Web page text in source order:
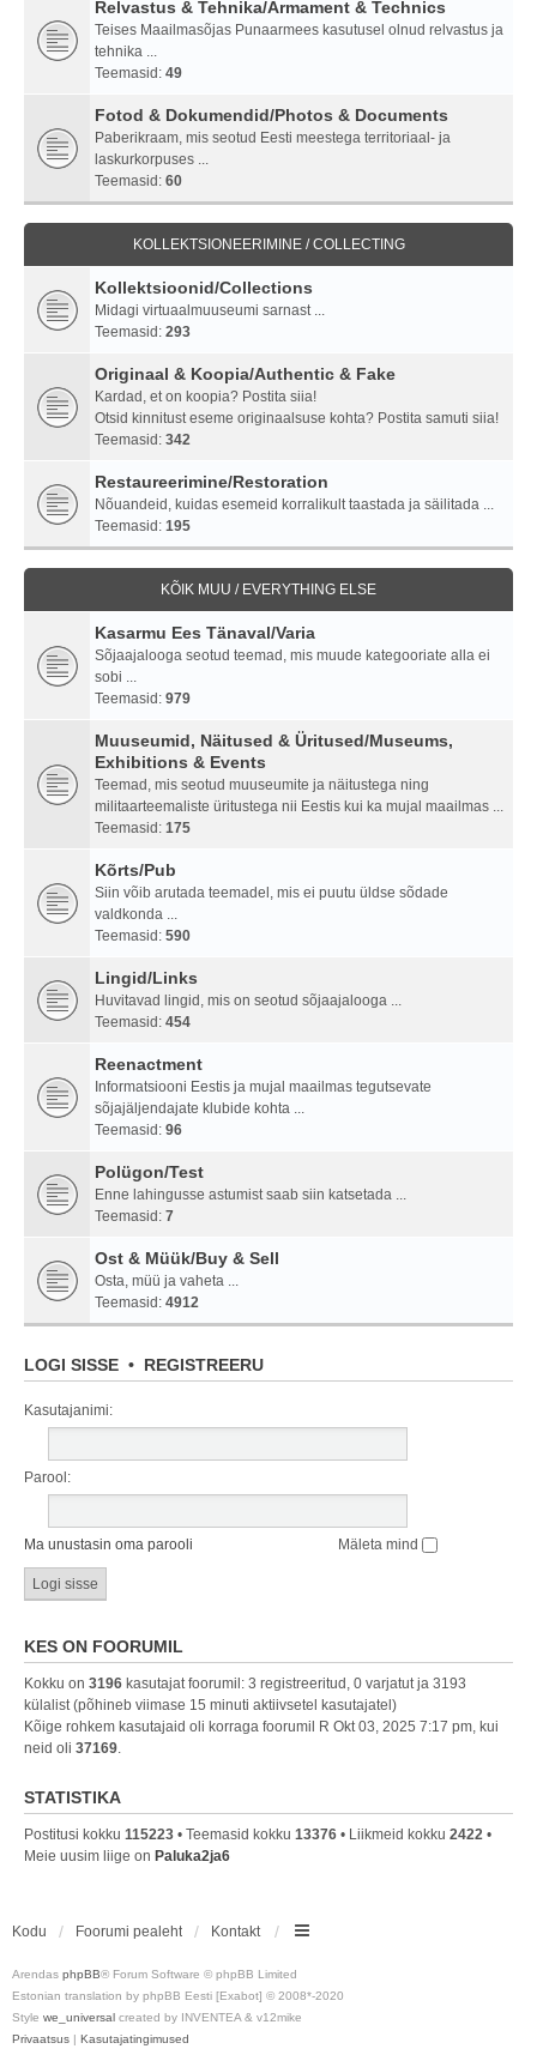
Relvastus & Tehnika/Armament & Technics
Teises Maailmasõjas Punaarmees kasutusel olnud relvastus ja
tehnika ...
Teemasid: 49
Fotod & Dokumendid/Photos & Documents
Paberikraam, mis seotud Eesti meestega territoriaal- ja
laskurkorpuses ...
Teemasid: 60
KOLLEKTSIONEERIMINE / COLLECTING
Kollektsioonid/Collections
Midagi virtuaalmuuseumi sarnast ...
Teemasid: 293
Originaal & Koopia/Authentic & Fake
Kardad, et on koopia? Postita siia!
Otsid kinnitust eseme originaalsuse kohta? Postita samuti siia!
Teemasid: 342
Restaureerimine/Restoration
Nõuandeid, kuidas esemeid korralikult taastada ja säilitada ...
Teemasid: 195
KÕIK MUU / EVERYTHING ELSE
Kasarmu Ees Tänaval/Varia
Sõjaajalooga seotud teemad, mis muude kategooriate alla ei
sobi ...
Teemasid: 979
Muuseumid, Näitused & Üritused/Museums,
Exhibitions & Events
Teemad, mis seotud muuseumite ja näitustega ning
militaarteemaliste üritustega nii Eestis kui ka mujal maailmas ...
Teemasid: 175
Kõrts/Pub
Siin võib arutada teemadel, mis ei puutu üldse sõdade
valdkonda ...
Teemasid: 590
Lingid/Links
Huvitavad lingid, mis on seotud sõjaajalooga ...
Teemasid: 454
Reenactment
Informatsiooni Eestis ja mujal maailmas tegutsevate
sõjajäljendajate klubide kohta ...
Teemasid: 96
Polügon/Test
Enne lahingusse astumist saab siin katsetada ...
Teemasid: 7
Ost & Müük/Buy & Sell
Osta, müü ja vaheta ...
Teemasid: 4912
LOGI SISSE • REGISTREERU
Kasutajanimi:
Parool:
Ma unustasin oma parooli Mäleta mind
KES ON FOORUMIL
Kokku on 3196 kasutajat foorumil: 3 registreeritud, 0 varjatut ja 3193
külalist (põhineb viimase 15 minuti aktiivsetel kasutajatel)
Kõige rohkem kasutajaid oli korraga foorumil R Okt 03, 2025 7:17 pm, kui
neid oli 37169.
STATISTIKA
Postitusi kokku 115223 • Teemasid kokku 13376 • Liikmeid kokku 2422 •
Meie uusim liige on Paluka2ja6
Kodu Foorumi pealeht Kontakt
Arendas phpBB® Forum Software © phpBB Limited
Estonian translation by phpBB Eesti [Exabot] © 2008*-2020
Style we_universal created by INVENTEA & v12mike
Privaatsus | Kasutajatingimused